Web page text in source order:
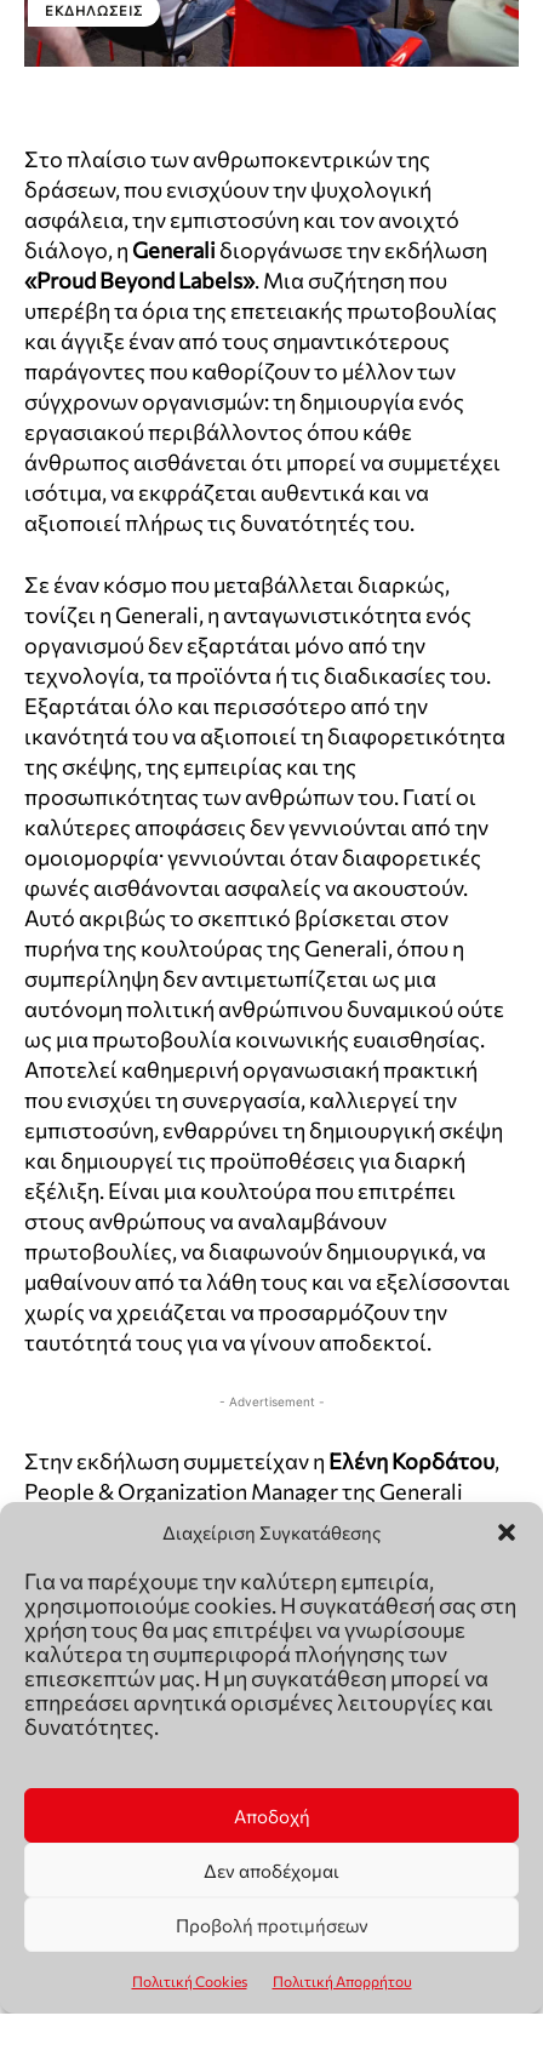
Διαχείριση Συγκατάθεσης
Για να παρέχουμε την καλύτερη εμπειρία,
χρησιμοποιούμε cookies. Η συγκατάθεσή σας στη
χρήση τους θα μας επιτρέψει να γνωρίσουμε
καλύτερα τη συμπεριφορά πλοήγησης των
επιεσκεπτών μας. Η μη συγκατάθεση μπορεί να
επηρεάσει αρνητικά ορισμένες λειτουργίες και
δυνατότητες.
Αποδοχή
Δεν αποδέχομαι
Προβολή προτιμήσεων
Πολιτική Cookies Πολιτική Απορρήτου